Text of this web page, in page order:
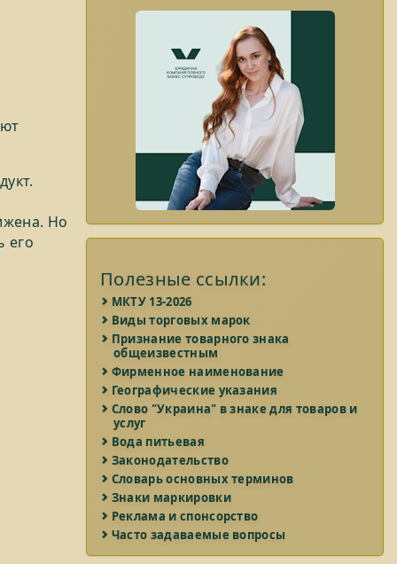
Но
его
Полезные ссылки:
МКТУ 13-2026
Виды торговых марок
Признание товарного знака
общеизвестным
Фирменное наименование
Географические указания
Слово "Украина" в знаке для товаров и
услуг
Вода питьевая
Законодательство
Словарь основных терминов
Знаки маркировки
Реклама и спонсорство
Часто задаваемые вопросы